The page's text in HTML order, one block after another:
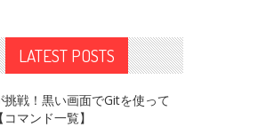
LATEST POSTS
挑戦！黒い画面でGitを使って
マンド一覧】